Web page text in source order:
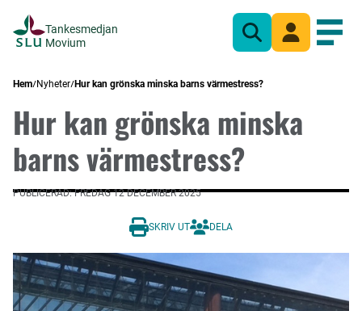
Tankesmedjan
Movium
Sök Mina sidor
Hem Nyheter Hur kan grönska minska barns värmestress?
Hur kan grönska minska
barns värmestress?
PUBLICERAD: FREDAG 12 DECEMBER 2025
SKRIV UT DELA